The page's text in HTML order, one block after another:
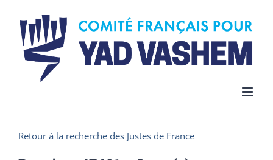
content
Retour à la recherche des Justes de France